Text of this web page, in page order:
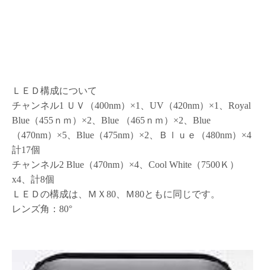
ＬＥＤ構成について
チャンネル1 ＵＶ（400nm）×1、UV（420nm）×1、Royal
Blue（455ｎｍ）×2、Blue （465ｎｍ）×2、Blue
（470nm）×5、Blue（475nm）×2、Ｂｌｕｅ（480nm）×4
計17個
チャンネル2 Blue（470nm）×4、Cool White（7500Ｋ）
x4、計8個
ＬＥＤの構成は、ＭＸ80、Ｍ80ともに同じです。
レンズ角：80°